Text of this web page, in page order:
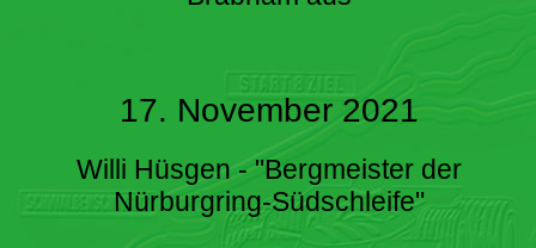
17. November 2021
Willi Hüsgen - "Bergmeister der
Nürburgring-Südschleife"